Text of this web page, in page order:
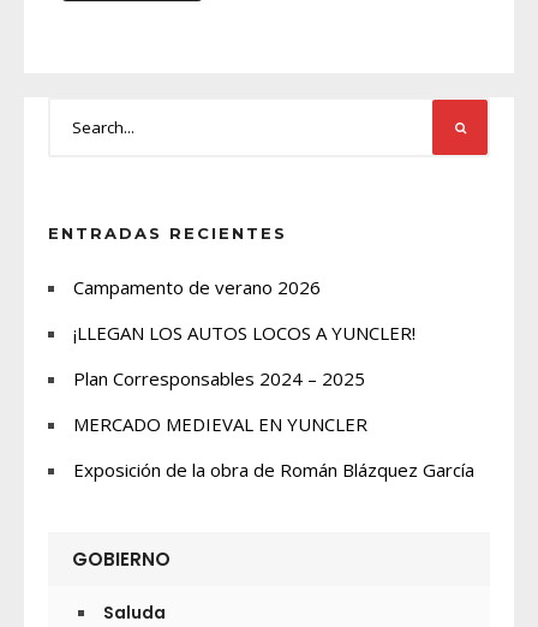
ENTRADAS RECIENTES
Campamento de verano 2026
¡LLEGAN LOS AUTOS LOCOS A YUNCLER!
Plan Corresponsables 2024 – 2025
MERCADO MEDIEVAL EN YUNCLER
Exposición de la obra de Román Blázquez García
GOBIERNO
Saluda